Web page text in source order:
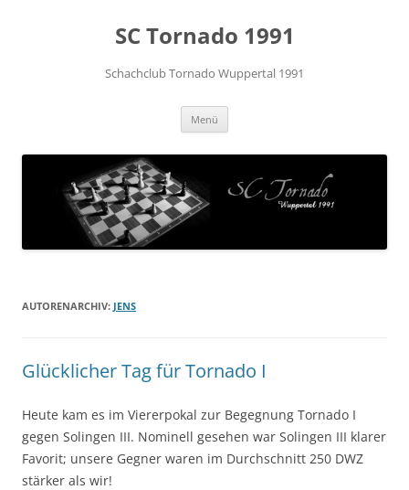
SC Tornado 1991
Schachclub Tornado Wuppertal 1991
Menü
AUTORENARCHIV: JENS
Glücklicher Tag für Tornado I
Heute kam es im Viererpokal zur Begegnung Tornado I
gegen Solingen III. Nominell gesehen war Solingen III klarer
Favorit; unsere Gegner waren im Durchschnitt 250 DWZ
stärker als wir!